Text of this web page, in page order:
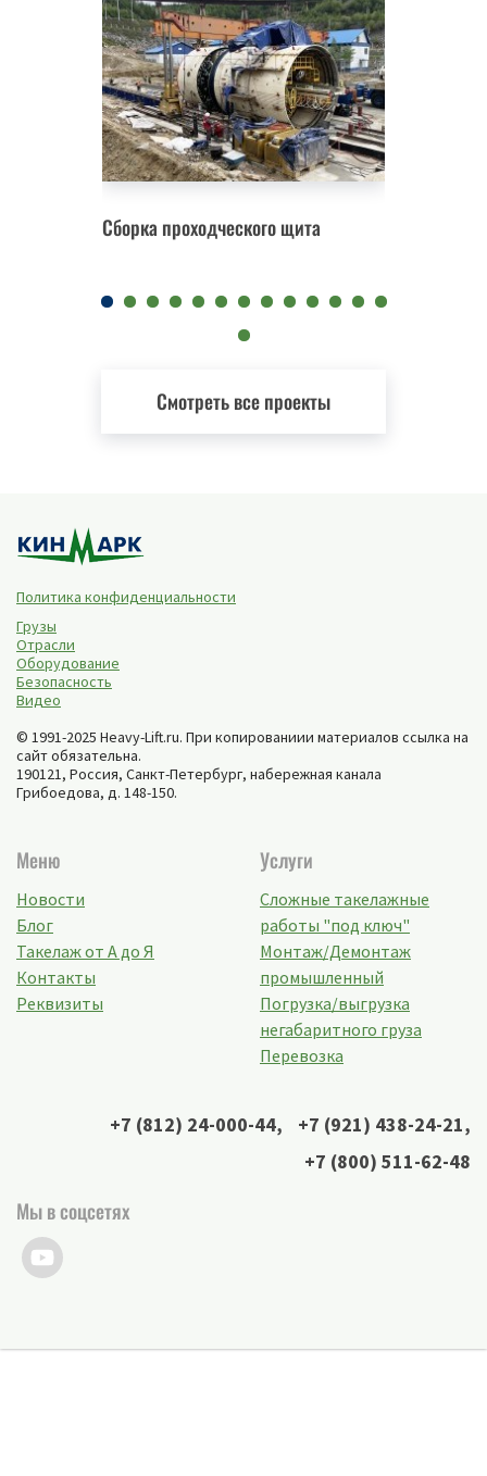
Сборка проходческого щита
Смотреть все проекты
Политика конфиденциальности
Грузы
Отрасли
Оборудование
Безопасность
Видео
© 1991-2025 Heavy-Lift.ru. При копированиии материалов ссылка на
сайт обязательна.
190121, Россия, Санкт-Петербург, набережная канала
Грибоедова, д. 148-150.
Меню
Новости
Блог
Такелаж от А до Я
Контакты
Реквизиты
Услуги
Сложные такелажные
работы "под ключ"
Монтаж/Демонтаж
промышленный
Погрузка/выгрузка
негабаритного груза
Перевозка
+7 (812) 24-000-44, +7 (921) 438-24-21,
+7 (800) 511-62-48
Мы в соцсетях